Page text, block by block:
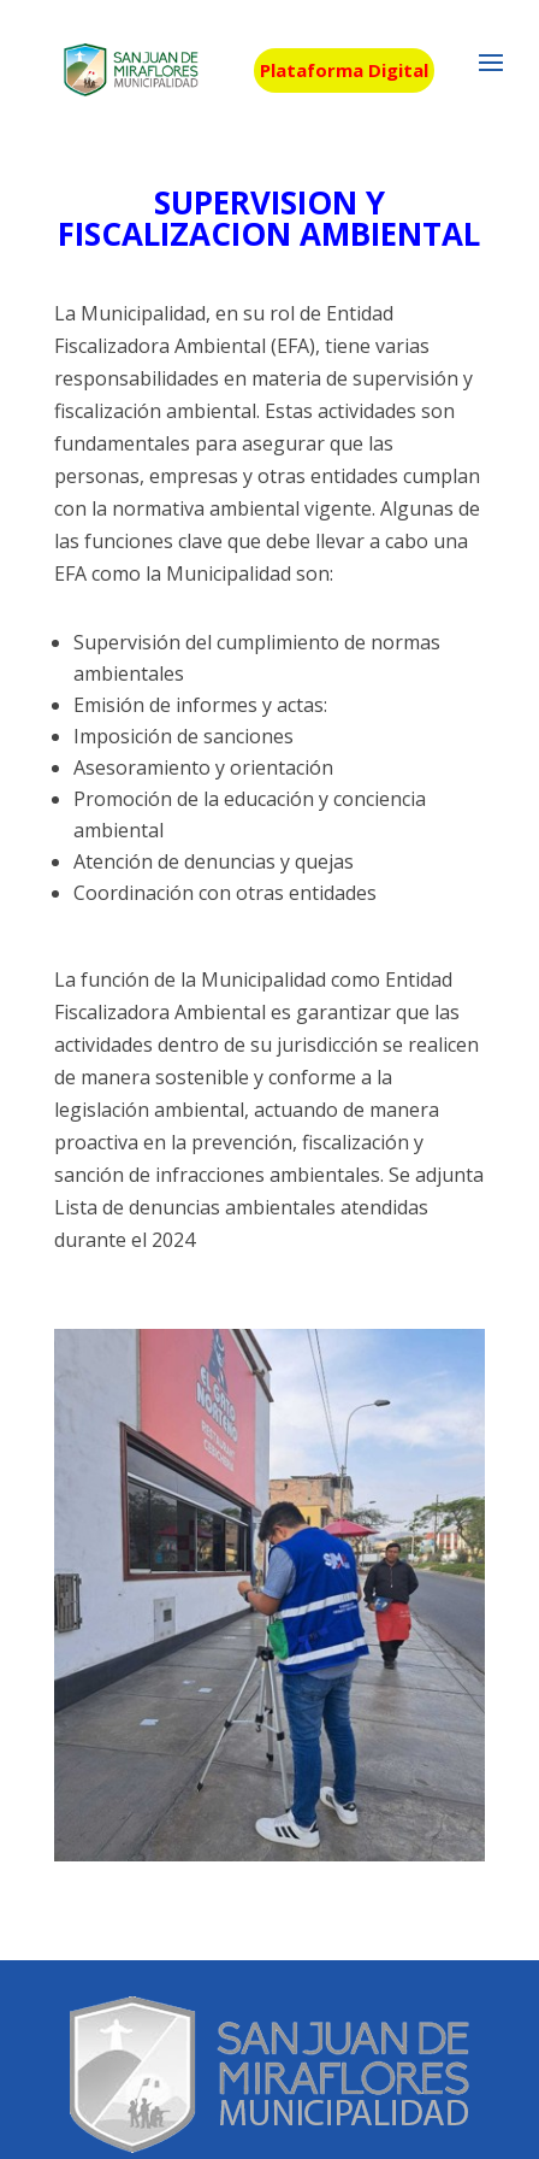
Plataforma Digital
SUPERVISION Y
FISCALIZACION AMBIENTAL
La Municipalidad, en su rol de Entidad
Fiscalizadora Ambiental (EFA), tiene varias
responsabilidades en materia de supervisión y
fiscalización ambiental. Estas actividades son
fundamentales para asegurar que las
personas, empresas y otras entidades cumplan
con la normativa ambiental vigente. Algunas de
las funciones clave que debe llevar a cabo una
EFA como la Municipalidad son:
Supervisión del cumplimiento de normas
ambientales
Emisión de informes y actas:
Imposición de sanciones
Asesoramiento y orientación
Promoción de la educación y conciencia
ambiental
Atención de denuncias y quejas
Coordinación con otras entidades
La función de la Municipalidad como Entidad
Fiscalizadora Ambiental es garantizar que las
actividades dentro de su jurisdicción se realicen
de manera sostenible y conforme a la
legislación ambiental, actuando de manera
proactiva en la prevención, fiscalización y
sanción de infracciones ambientales. Se adjunta
Lista de denuncias ambientales atendidas
durante el 2024